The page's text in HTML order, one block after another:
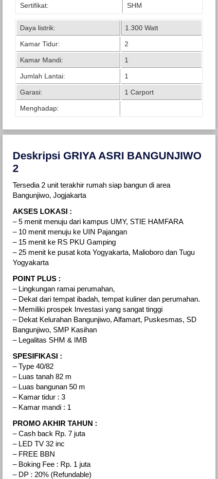
Sertifikat: SHM
Daya listrik: 1.300 Watt
Kamar Tidur: 2
Kamar Mandi: 1
Jumlah Lantai: 1
Garasi: 1 Carport
Menghadap:
Deskripsi GRIYA ASRI BANGUNJIWO
2
Tersedia 2 unit terakhir rumah siap bangun di area
Bangunjiwo, Jogjakarta
AKSES LOKASI :
– 5 menit menuju dari kampus UMY, STIE HAMFARA
– 10 menit menuju ke UIN Pajangan
– 15 menit ke RS PKU Gamping
– 25 menit ke pusat kota Yogyakarta, Malioboro dan Tugu
Yogyakarta
POINT PLUS :
– Lingkungan ramai perumahan,
– Dekat dari tempat ibadah, tempat kuliner dan perumahan.
– Memiliki prospek Investasi yang sangat tinggi
– Dekat Kelurahan Bangunjiwo, Alfamart, Puskesmas, SD
Bangunjiwo, SMP Kasihan
– Legalitas SHM & IMB
SPESIFIKASI :
– Type 40/82
– Luas tanah 82 m
– Luas bangunan 50 m
– Kamar tidur : 3
– Kamar mandi : 1
PROMO AKHIR TAHUN :
– Cash back Rp. 7 juta
– LED TV 32 inc
– FREE BBN
– Boking Fee : Rp. 1 juta
– DP : 20% (Refundable)